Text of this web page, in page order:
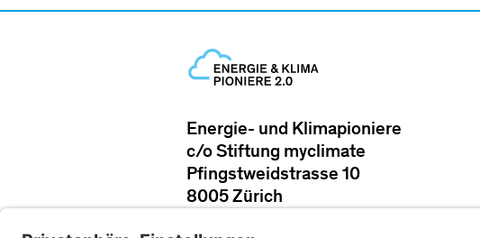
Energie- und Klimapioniere
c/o Stiftung myclimate
Pfingstweidstrasse 10
8005 Zürich